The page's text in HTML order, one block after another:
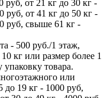
руб, от 21 кг до 30 кг -
руб, от 41 кг до 50 кг -
руб, свыше 61 кг -
- 500 руб./1 этаж,
кг или размер более 1
упаковку товара.
или
до 19 кг - 1000 руб,